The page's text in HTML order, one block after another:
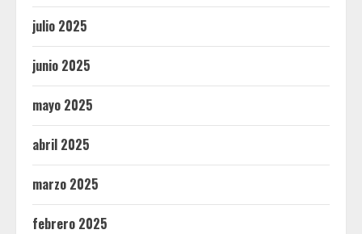
julio 2025
junio 2025
mayo 2025
abril 2025
marzo 2025
febrero 2025